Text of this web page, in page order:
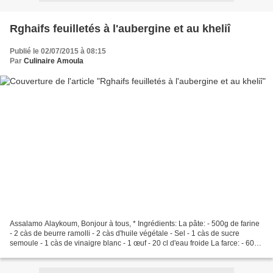
Rghaifs feuilletés à l'aubergine et au kheliî
Publié le 02/07/2015 à 08:15
Par Culinaire Amoula
Assalamo Alaykoum, Bonjour à tous, * Ingrédients: La pâte: - 500g de farine
- 2 càs de beurre ramolli - 2 càs d'huile végétale - Sel - 1 càs de sucre
semoule - 1 càs de vinaigre blanc - 1 œuf - 20 cl d'eau froide La farce: - 600